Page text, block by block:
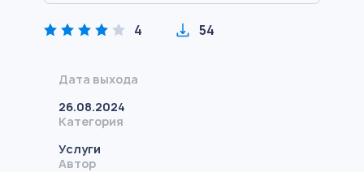
4 54
Дата выхода
26.08.2024
Категория
Услуги
Автор